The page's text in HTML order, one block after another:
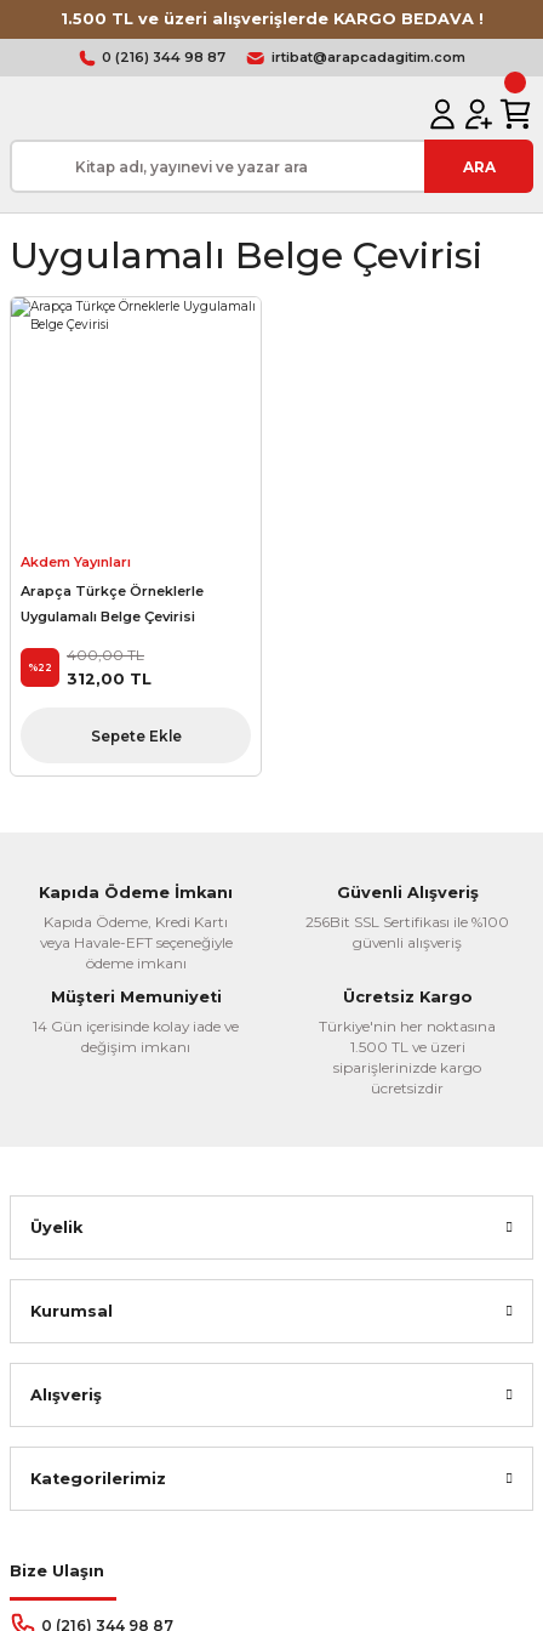
1.500 TL ve üzeri alışverişlerde KARGO BEDAVA !
0 (216) 344 98 87 irtibat@arapcadagitim.com
ARA
Uygulamalı Belge Çevirisi
Akdem Yayınları
Arapça Türkçe Örneklerle
Uygulamalı Belge Çevirisi
%22
400,00 TL
312,00 TL
Sepete Ekle
Kapıda Ödeme İmkanı
Kapıda Ödeme, Kredi Kartı
veya Havale-EFT seçeneğiyle
ödeme imkanı
Güvenli Alışveriş
256Bit SSL Sertifikası ile %100
güvenli alışveriş
Müşteri Memuniyeti
14 Gün içerisinde kolay iade ve
değişim imkanı
Ücretsiz Kargo
Türkiye'nin her noktasına
1.500 TL ve üzeri
siparişlerinizde kargo
ücretsizdir
Bize Ulaşın
0 (216) 344 98 87
Üyelik
Kurumsal
Alışveriş
Kategorilerimiz